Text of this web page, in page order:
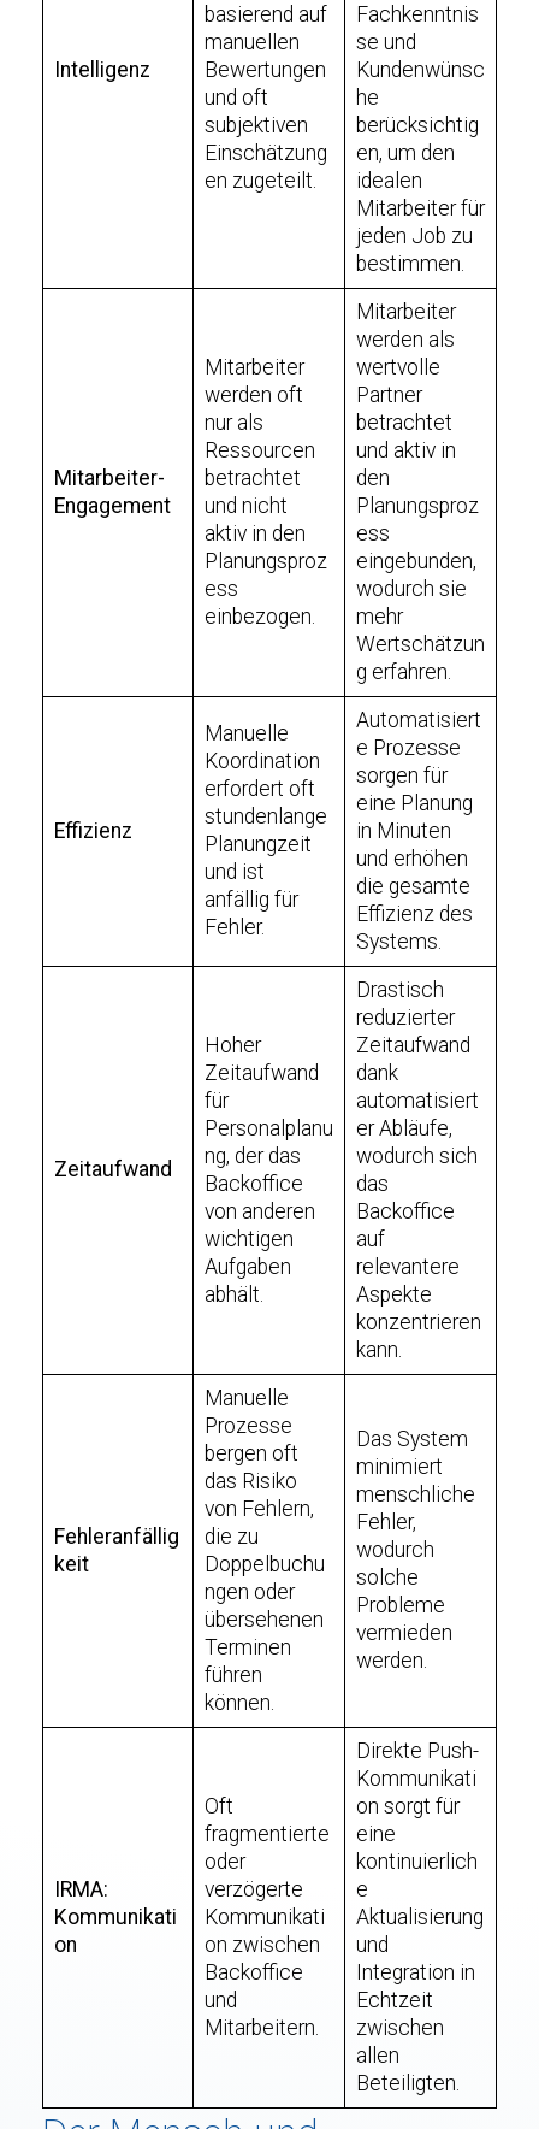
Intelligenz
basierend auf
manuellen
Bewertungen
und oft
subjektiven
Einschätzung
en zugeteilt.
Fachkenntnis
se und
Kundenwünsc
he
berücksichtig
en, um den
idealen
Mitarbeiter für
jeden Job zu
bestimmen.
Mitarbeiter-
Engagement
Mitarbeiter
werden oft
nur als
Ressourcen
betrachtet
und nicht
aktiv in den
Planungsproz
ess
einbezogen.
Mitarbeiter
werden als
wertvolle
Partner
betrachtet
und aktiv in
den
Planungsproz
ess
eingebunden,
wodurch sie
mehr
Wertschätzun
g erfahren.
Effizienz
Manuelle
Koordination
erfordert oft
stundenlange
Planungzeit
und ist
anfällig für
Fehler.
Automatisiert
e Prozesse
sorgen für
eine Planung
in Minuten
und erhöhen
die gesamte
Effizienz des
Systems.
Zeitaufwand
Hoher
Zeitaufwand
für
Personalplanu
ng, der das
Backoffice
von anderen
wichtigen
Aufgaben
abhält.
Drastisch
reduzierter
Zeitaufwand
dank
automatisiert
er Abläufe,
wodurch sich
das
Backoffice
auf
relevantere
Aspekte
konzentrieren
kann.
Fehleranfällig
keit
Manuelle
Prozesse
bergen oft
das Risiko
von Fehlern,
die zu
Doppelbuchu
ngen oder
übersehenen
Terminen
führen
können.
Das System
minimiert
menschliche
Fehler,
wodurch
solche
Probleme
vermieden
werden.
IRMA:
Kommunikati
on
Oft
fragmentierte
oder
verzögerte
Kommunikati
on zwischen
Backoffice
und
Mitarbeitern.
Direkte Push-
Kommunikati
on sorgt für
eine
kontinuierlich
e
Aktualisierung
und
Integration in
Echtzeit
zwischen
allen
Beteiligten.